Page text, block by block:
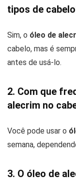
tipos de
Sim, o óleo de
cabelo, mas é
antes de usá-lo.
2. Com que
alecrim no
Você pode usar o
semana,
3. O óleo de